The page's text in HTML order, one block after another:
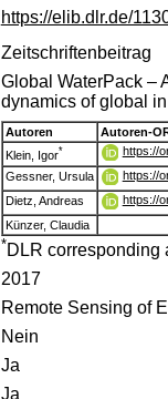
https://elib.dlr.de/
Zeitschriftenbeitrag
Global WaterPack –
dynamics of global
Autoren
Autoren-
Klein, Igor*
https://
Gessner, Ursula
https://
Dietz, Andreas
https://
Künzer, Claudia
*DLR corresponding
2017
Remote Sensing of
Nein
Ja
Ja